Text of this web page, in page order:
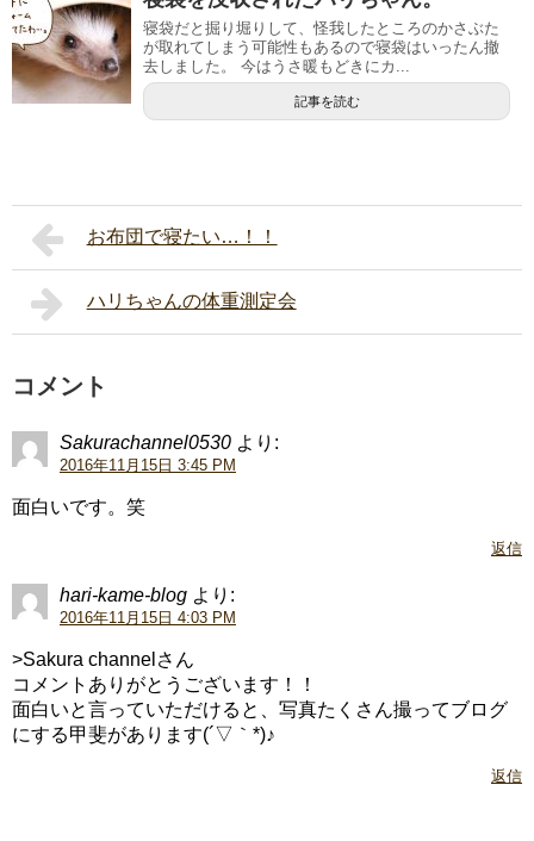
寝袋だと掘り堀りして、怪我したところのかさぶた
が取れてしまう可能性もあるので寝袋はいったん撤
去しました。 今はうさ暖もどきにカ...
記事を読む
お布団で寝たい…！！
ハリちゃんの体重測定会
コメント
Sakurachannel0530 より:
2016年11月15日 3:45 PM
面白いです。笑
返信
hari-kame-blog より:
2016年11月15日 4:03 PM
>Sakura channelさん
コメントありがとうございます！！
面白いと言っていただけると、写真たくさん撮ってブログ
にする甲斐があります(´▽｀*)♪
返信